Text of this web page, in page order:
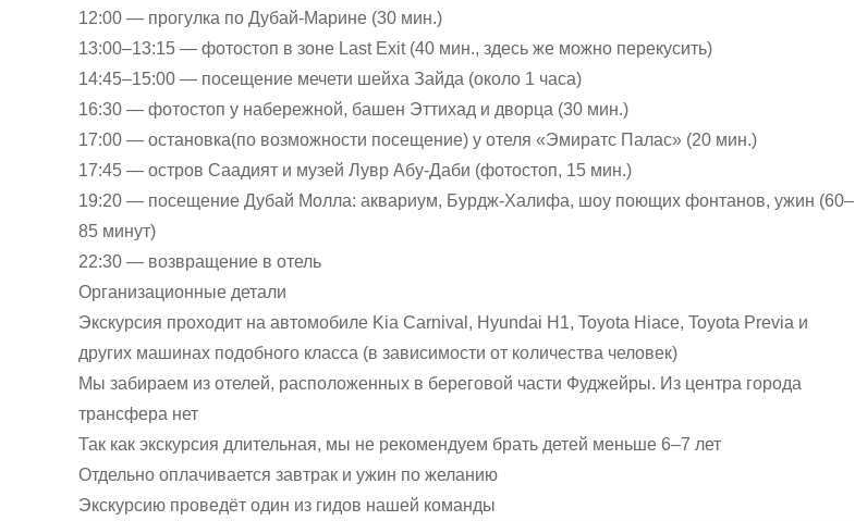
12:00 — прогулка по Дубай-Марине (30 мин.)
13:00–13:15 — фотостоп в зоне Last Exit (40 мин., здесь же можно перекусить)
14:45–15:00 — посещение мечети шейха Зайда (около 1 часа)
16:30 — фотостоп у набережной, башен Эттихад и дворца (30 мин.)
17:00 — остановка(по возможности посещение) у отеля «Эмиратс Палас» (20 мин.)
17:45 — остров Саадият и музей Лувр Абу-Даби (фотостоп, 15 мин.)
19:20 — посещение Дубай Молла: аквариум, Бурдж-Халифа, шоу поющих фонтанов, ужин (60–
85 минут)
22:30 — возвращение в отель
Организационные детали
Экскурсия проходит на автомобиле Kia Carnival, Hyundai H1, Toyota Hiace, Toyota Previa и
других машинах подобного класса (в зависимости от количества человек)
Мы забираем из отелей, расположенных в береговой части Фуджейры. Из центра города
трансфера нет
Так как экскурсия длительная, мы не рекомендуем брать детей меньше 6–7 лет
Отдельно оплачивается завтрак и ужин по желанию
Экскурсию проведёт один из гидов нашей команды